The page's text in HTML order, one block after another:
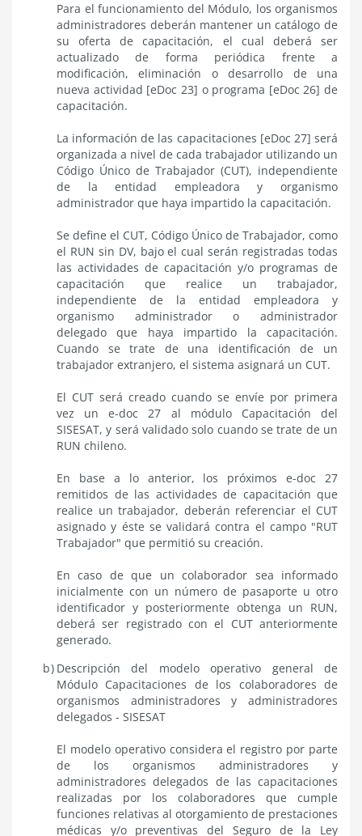
Para el funcionamiento del Módulo, los organismos
administradores deberán mantener un catálogo de
su oferta de capacitación, el cual deberá ser
actualizado de forma periódica frente a
modificación, eliminación o desarrollo de una
nueva actividad [eDoc 23] o programa [eDoc 26] de
capacitación.
La información de las capacitaciones [eDoc 27] será
organizada a nivel de cada trabajador utilizando un
Código Único de Trabajador (CUT), independiente
de la entidad empleadora y organismo
administrador que haya impartido la capacitación.
Se define el CUT, Código Único de Trabajador, como
el RUN sin DV, bajo el cual serán registradas todas
las actividades de capacitación y/o programas de
capacitación que realice un trabajador,
independiente de la entidad empleadora y
organismo administrador o administrador
delegado que haya impartido la capacitación.
Cuando se trate de una identificación de un
trabajador extranjero, el sistema asignará un CUT.
El CUT será creado cuando se envíe por primera
vez un e-doc 27 al módulo Capacitación del
SISESAT, y será validado solo cuando se trate de un
RUN chileno.
En base a lo anterior, los próximos e-doc 27
remitidos de las actividades de capacitación que
realice un trabajador, deberán referenciar el CUT
asignado y éste se validará contra el campo "RUT
Trabajador" que permitió su creación.
En caso de que un colaborador sea informado
inicialmente con un número de pasaporte u otro
identificador y posteriormente obtenga un RUN,
deberá ser registrado con el CUT anteriormente
generado.
Descripción del modelo operativo general de
Módulo Capacitaciones de los colaboradores de
organismos administradores y administradores
delegados - SISESAT
El modelo operativo considera el registro por parte
de los organismos administradores y
administradores delegados de las capacitaciones
realizadas por los colaboradores que cumple
funciones relativas al otorgamiento de prestaciones
médicas y/o preventivas del Seguro de la Ley